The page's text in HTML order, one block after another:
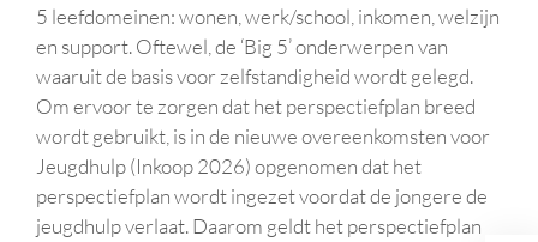
5 leefdomeinen: wonen, werk/school, inkomen, welzijn
en support. Oftewel, de ‘Big 5’ onderwerpen van
waaruit de basis voor zelfstandigheid wordt gelegd.
Om ervoor te zorgen dat het perspectiefplan breed
wordt gebruikt, is in de nieuwe overeenkomsten voor
Jeugdhulp (Inkoop 2026) opgenomen dat het
perspectiefplan wordt ingezet voordat de jongere de
jeugdhulp verlaat. Daarom geldt het perspectiefplan